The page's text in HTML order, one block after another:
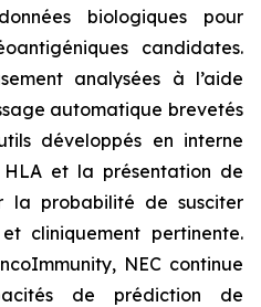
biologiques pour
candidates.
analysées à l’aide
automatique brevetés
développés en interne
et la présentation de
la probabilité de susciter
cliniquement pertinente.
NEC continue
de prédiction de